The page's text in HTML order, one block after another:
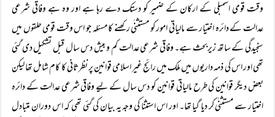
وقت قومی اسمبلی کے ارکان کے ضمیر کو دستک دے رہا ہے اور وہ ہے وفاقی شرعی
عدالت کے دائرہ اختیار سے مالیاتی امور کو مستثنٰی رکھنے کا مسئلہ جو اس وقت قومی حلقوں میں
سنجیدگی کے ساتھ زیربحث ہے۔ وفاقی شرعی عدالت کم و بیش دس سال قبل تشکیل دی گئی
تھی اور اس کی ذمہ داریوں میں ملک میں رائج غیر اسلامی قوانین پر نظرثانی کا کام شامل تھا لیکن
بعض دیگر قوانین کی طرح مالیاتی قوانین کو دس سال کے لیے وفاقی شرعی عدالت کے دائرہ
اختیار سے مستثنٰی کر دیا گیا تھا۔ اور اس استثنا کی وجہ یہ بیان کی گئی تھی کہ اس دوران متبادل